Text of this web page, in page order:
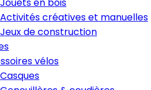
Jouets en bois
Activités créatives et manuelles
Jeux de construction
vélos
Casques